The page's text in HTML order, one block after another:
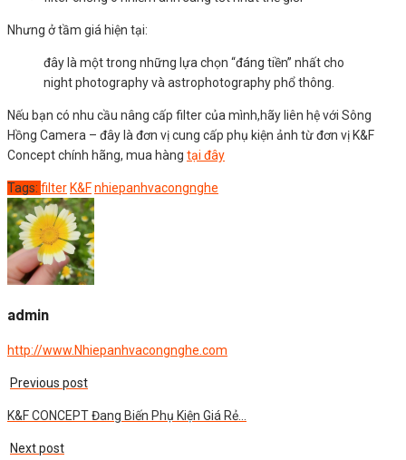
Nhưng ở tầm giá hiện tại:
đây là một trong những lựa chọn “đáng tiền” nhất cho
night photography và astrophotography phổ thông.
Nếu bạn có nhu cầu nâng cấp filter của mình,hãy liên hệ với Sông
Hồng Camera – đây là đơn vị cung cấp phụ kiện ảnh từ đơn vị K&F
Concept chính hãng, mua hàng tại đây
Tags: filter K&Fnhiepanhvacongnghe
admin
http://www.Nhiepanhvacongnghe.com
Previous post
K&F CONCEPT Đang Biến Phụ Kiện Giá Rẻ…
Next post